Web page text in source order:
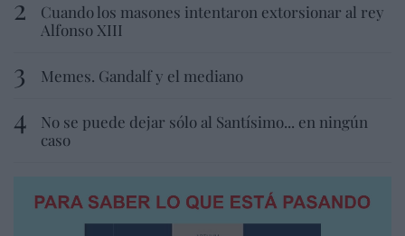
Cuando los masones intentaron extorsionar al rey
Alfonso XIII
Memes. Gandalf y el mediano
No se puede dejar sólo al Santísimo... en ningún
caso